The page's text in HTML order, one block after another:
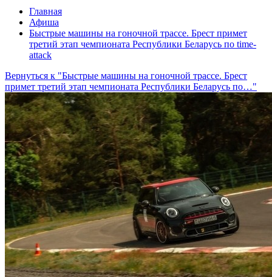
Главная
Афиша
Быстрые машины на гоночной трассе. Брест примет
третий этап чемпионата Республики Беларусь по time-
attack
Вернуться к "Быстрые машины на гоночной трассе. Брест
примет третий этап чемпионата Республики Беларусь по…"